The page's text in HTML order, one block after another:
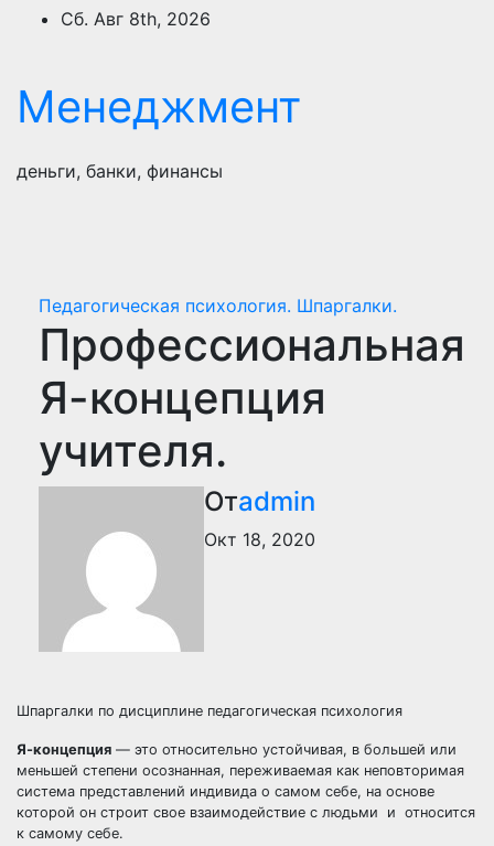
ПерейтиСб. Авг 8th, 2026
Менеджмент
деньги, банки, финансы
Педагогическая психология. Шпаргалки.
Профессиональная
Я-концепция
учителя.
Отadmin
Окт 18, 2020
Шпаргалки по дисциплине педагогическая психология
Я-концепция — это относительно устойчивая, в большей или
меньшей степени осознанная, переживаемая как неповторимая
система представлений индивида о самом себе, на основе
которой он строит свое взаимодействие с людьми и относится
к самому себе.